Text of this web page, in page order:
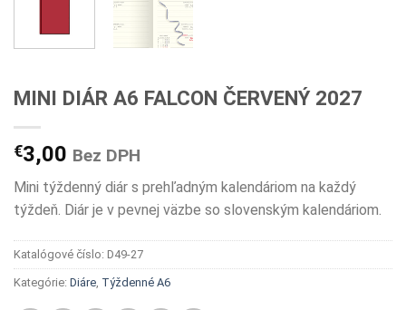
MINI DIÁR A6 FALCON ČERVENÝ 2027
€3,00 Bez DPH
Mini týždenný diár s prehľadným kalendáriom na každý
týždeň. Diár je v pevnej väzbe so slovenským kalendáriom.
Katalógové číslo: D49-27
Kategórie: Diáre Týždenné A6